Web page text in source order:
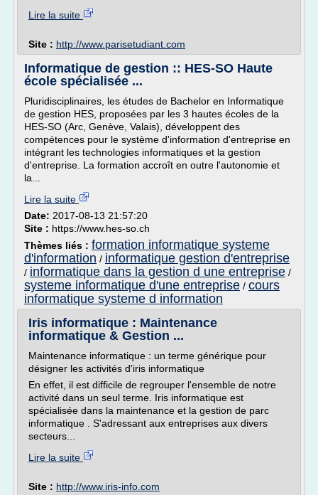
Lire la suite
Site : http://www.parisetudiant.com
Informatique de gestion :: HES-SO Haute
école spécialisée ...
Pluridisciplinaires, les études de Bachelor en Informatique
de gestion HES, proposées par les 3 hautes écoles de la
HES-SO (Arc, Genève, Valais), développent des
compétences pour le système d'information d'entreprise en
intégrant les technologies informatiques et la gestion
d'entreprise. La formation accroît en outre l'autonomie et
la...
Lire la suite
Date: 2017-08-13 21:57:20
Site : https://www.hes-so.ch
Thèmes liés : formation informatique systeme
d'information / informatique gestion d'entreprise
/ informatique dans la gestion d une entreprise /
systeme informatique d'une entreprise / cours
informatique systeme d information
Iris informatique : Maintenance
informatique & Gestion ...
Maintenance informatique : un terme générique pour
désigner les activités d'iris informatique
En effet, il est difficile de regrouper l'ensemble de notre
activité dans un seul terme. Iris informatique est
spécialisée dans la maintenance et la gestion de parc
informatique . S'adressant aux entreprises aux divers
secteurs...
Lire la suite
Site : http://www.iris-info.com